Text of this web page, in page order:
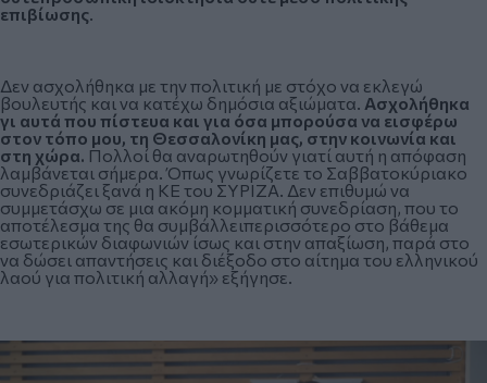
επιβίωσης.
Δεν ασχολήθηκα με την πολιτική με στόχο να εκλεγώ
βουλευτής και να κατέχω δημόσια αξιώματα. Ασχολήθηκα
γι αυτά που πίστευα και για όσα μπορούσα να εισφέρω
στον τόπο μου, τη Θεσσαλονίκη μας, στην κοινωνία και
στη χώρα. Πολλοί θα αναρωτηθούν γιατί αυτή η απόφαση
λαμβάνεται σήμερα. Όπως γνωρίζετε το Σαββατοκύριακο
συνεδριάζει ξανά η ΚΕ του ΣΥΡΙΖΑ. Δεν επιθυμώ να
συμμετάσχω σε μια ακόμη κομματική συνεδρίαση, που το
αποτέλεσμα της θα συμβάλλειπερισσότερο στο βάθεμα
εσωτερικών διαφωνιών ίσως και στην απαξίωση, παρά στο
να δώσει απαντήσεις και διέξοδο στο αίτημα του ελληνικού
λαού για πολιτική αλλαγή» εξήγησε.